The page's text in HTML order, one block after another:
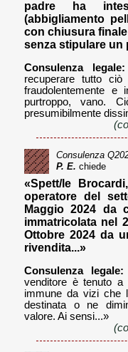
padre ha
(abbigliamento
con chiusura
senza stipulare un
Consulenza legale:
recuperare tutto
fraudolentemente e
purtroppo, vano.
presumibilmente
Consulenza
P. E. chiede
«Spett/le
operatore del
Maggio 2024 da
immatricolata nel
Ottobre 2024 da
rivendita...»
Consulenza legale:
venditore è tenuto
immune da vizi che
destinata o ne
valore. Ai sensi...»